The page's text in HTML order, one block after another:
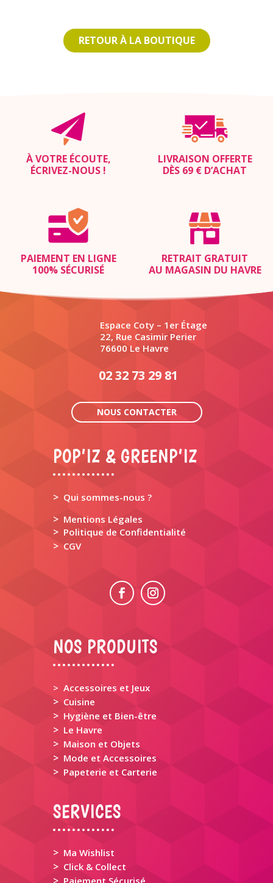
RETOUR À LA BOUTIQUE
À VOTRE ÉCOUTE,
ÉCRIVEZ-NOUS !
LIVRAISON OFFERTE
DÈS 69 € D’ACHAT
PAIEMENT EN LIGNE
100% SÉCURISÉ
RETRAIT GRATUIT
AU MAGASIN DU HAVRE
Espace Coty – 1er Étage
22, Rue Casimir Perier
76600 Le Havre
02 32 73 29 81
NOUS CONTACTER
POP’IZ & GREENP’IZ
> Qui sommes-nous ?
> Mentions Légales
> Politique de Confidentialité
> CGV
NOS PRODUITS
> Accessoires et Jeux
> Cuisine
> Hygiène et Bien-être
> Le Havre
> Maison et Objets
> Mode et Accessoires
> Papeterie et Carterie
SERVICES
> Ma Wishlist
> Click & Collect
Paiement Sécurisé